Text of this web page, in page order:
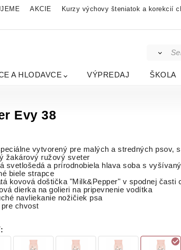
AKCIE Kurzy výchovy šteniatok a korekcií
A HLODAVCE VÝPREDAJ ŠKOLA
Evy 38
vytvorený pre malých a stredných psov,
žakárový ružový sveter
svetlošedá a prírodnobiela hlava soba s
biele strapce
kovová doštička "Milk&Pepper" v spodnej časti
dierka na golieri na pripevnenie vodítka
navliekanie nožičiek psa
chvost
: